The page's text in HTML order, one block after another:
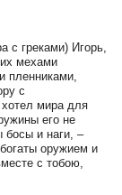
с греками) Игорь,
мехами
пленниками,
с
мира для
его не
босы и наги, –
оружием и
с тобою,